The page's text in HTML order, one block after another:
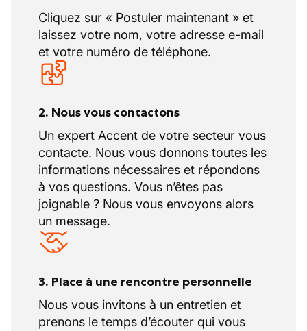
Cliquez sur « Postuler maintenant » et
laissez votre nom, votre adresse e-mail
et votre numéro de téléphone.
2. Nous vous contactons
Un expert Accent de votre secteur vous
contacte. Nous vous donnons toutes les
informations nécessaires et répondons
à vos questions. Vous n’êtes pas
joignable ? Nous vous envoyons alors
un message.
3. Place à une rencontre personnelle
Nous vous invitons à un entretien et
prenons le temps d’écouter qui vous